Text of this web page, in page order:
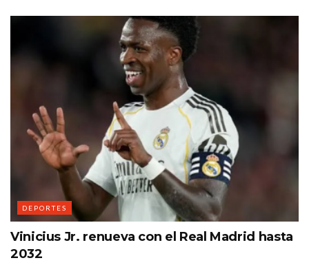
DEPORTES
Vinicius Jr. renueva con el Real Madrid hasta
2032